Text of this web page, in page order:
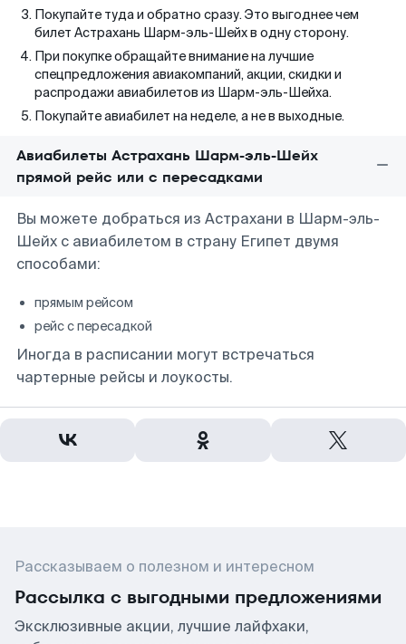
Покупайте туда и обратно сразу. Это выгоднее чем
билет Астрахань Шарм-эль-Шейх в одну сторону.
При покупке обращайте внимание на лучшие
спецпредложения авиакомпаний, акции, скидки и
распродажи авиабилетов из Шарм-эль-Шейха.
Покупайте авиабилет на неделе, а не в выходные.
Авиабилеты Астрахань Шарм-эль-Шейх
прямой рейс или с пересадками
Вы можете добраться из Астрахани в Шарм-эль-
Шейх с авиабилетом в страну Египет двумя
способами:
прямым рейсом
рейс с пересадкой
Иногда в расписании могут встречаться
чартерные рейсы и лоукосты.
Рассказываем о полезном и интересном
Рассылка с выгодными предложениями
Эксклюзивные акции, лучшие лайфхаки,